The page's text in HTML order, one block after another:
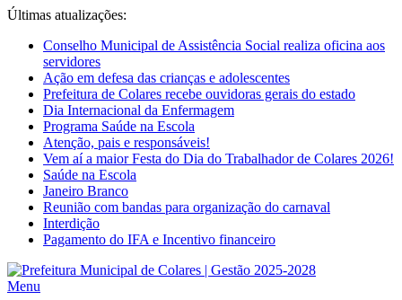
Últimas atualizações:
Conselho Municipal de Assistência Social realiza oficina aos
servidores
Ação em defesa das crianças e adolescentes
Prefeitura de Colares recebe ouvidoras gerais do estado
Dia Internacional da Enfermagem
Programa Saúde na Escola
Atenção, pais e responsáveis!
Vem aí a maior Festa do Dia do Trabalhador de Colares 2026!
Saúde na Escola
Janeiro Branco
Reunião com bandas para organização do carnaval
Interdição
Pagamento do IFA e Incentivo financeiro
Menu